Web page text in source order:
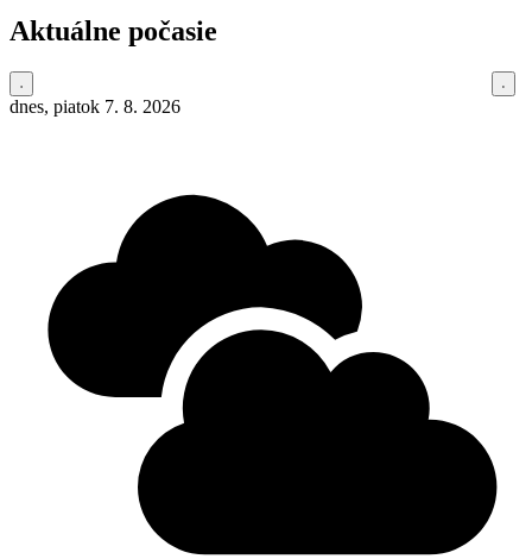
Aktuálne počasie
dnes, piatok 7. 8. 2026